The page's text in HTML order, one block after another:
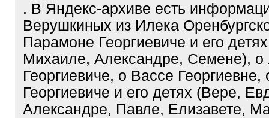
. В Яндекс-архиве есть
Верушкиных из Илека
Парамоне Георгиевиче и его
Михаиле, Александре, Семене), о
Георгиевиче, о Вассе
Георгиевиче и его детях (Вере,
Александре, Павле, Елизавете,